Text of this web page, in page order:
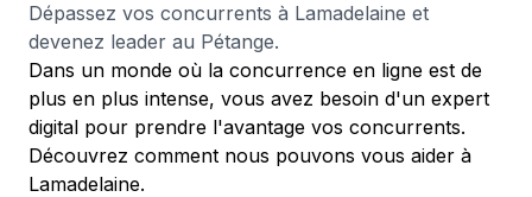
Dépassez vos concurrents à Lamadelaine et
devenez leader au Pétange.
Dans un monde où la concurrence en ligne est de
plus en plus intense, vous avez besoin d'un expert
digital pour prendre l'avantage vos concurrents.
Découvrez comment nous pouvons vous aider à
Lamadelaine.